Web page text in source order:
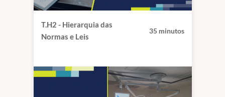
T.H2 - Hierarquia das
Normas e Leis
35 minutos